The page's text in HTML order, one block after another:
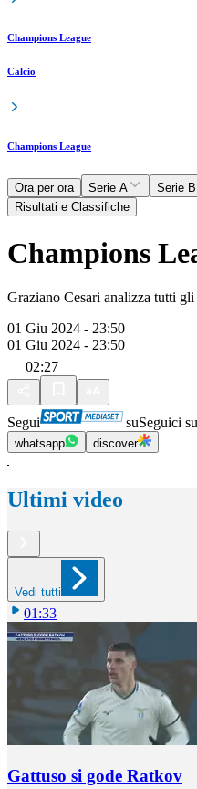
Champions League
Calcio
Champions League
Ora per ora Serie A Serie B
Risultati e Classifiche
Champions
Graziano Cesari analizza tutti
01 Giu 2024 - 23:50
01 Giu 2024 - 23:50
02:27
Segui suSeguici su
whatsapp discover
Ultimi video
Vedi tutti
01:33
Gattuso si gode Ratkov